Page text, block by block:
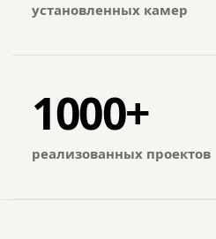
установленных камер
1000+
реализованных проектов